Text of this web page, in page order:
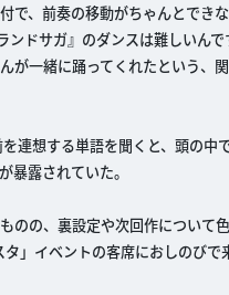
、前奏の移動がちゃんとでき
ドサガ』のダンスは難しいん
が一緒に踊ってくれたという、
連想する単語を聞くと、頭の中
暴露されていた。
の、裏設定や次回作について
」イベントの客席におしのびで